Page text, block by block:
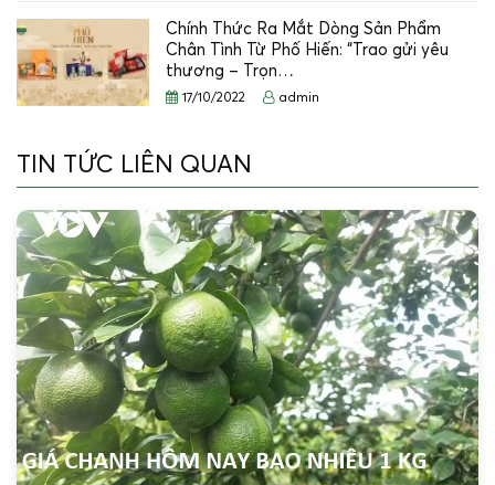
Chính Thức Ra Mắt Dòng Sản Phẩm
Chân Tình Từ Phố Hiến: “Trao gửi yêu
thương – Trọn…
17/10/2022 admin
TIN TỨC LIÊN QUAN